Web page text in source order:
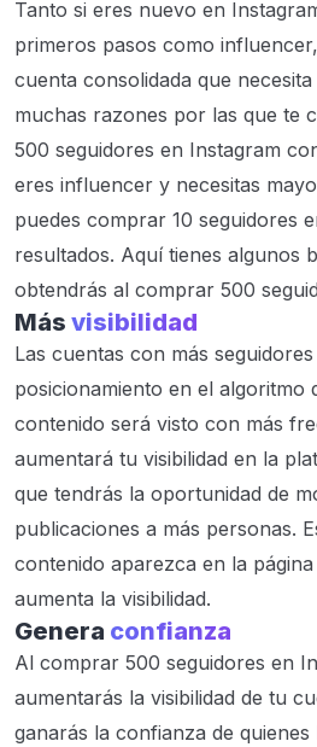
Tanto si eres nuevo en
primeros pasos como
cuenta consolidada que
muchas razones por las que te
500 seguidores en Instagram
eres influencer y necesitas
puedes comprar 10 seguidores
resultados. Aquí tienes algunos
obtendrás al comprar 500
Más visibilidad
Las cuentas con más
posicionamiento en el algoritmo
contenido será visto con más
aumentará tu visibilidad en la
que tendrás la oportunidad de
publicaciones a más personas.
contenido aparezca en la
aumenta la visibilidad.
Genera confianza
Al comprar 500 seguidores en
aumentarás la visibilidad de tu
ganarás la confianza de